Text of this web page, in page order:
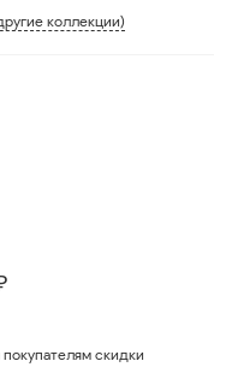
коллекции)
скидки